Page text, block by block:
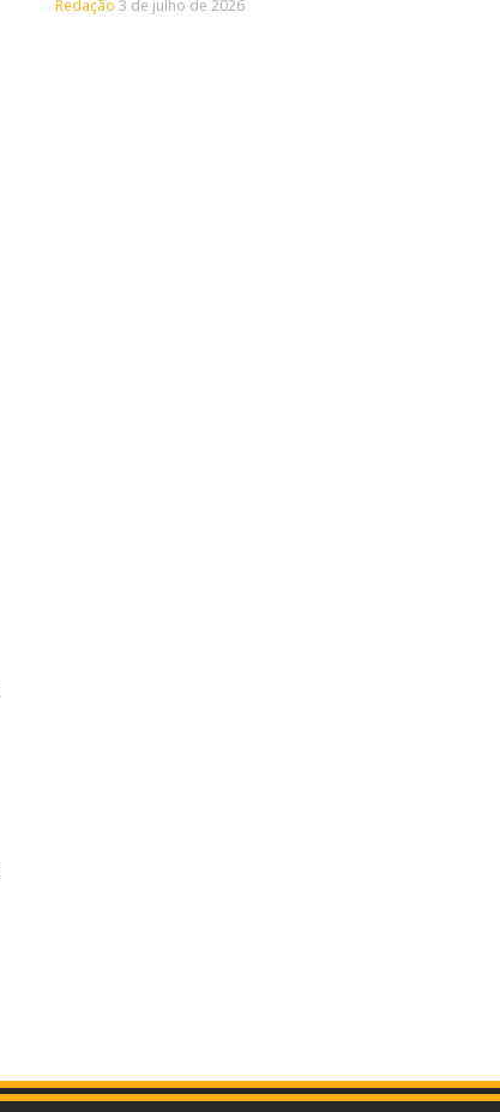
Redação 3 de julho de 2026